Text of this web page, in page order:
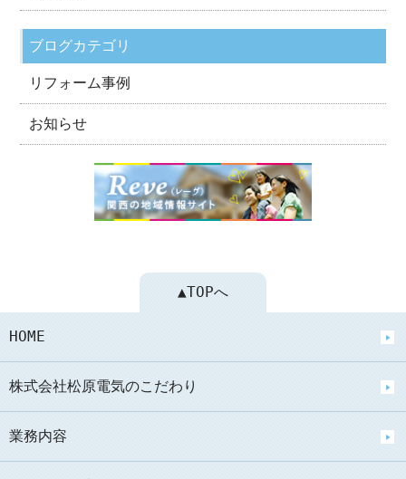
ブログカテゴリ
リフォーム事例
お知らせ
▲TOPへ
HOME
株式会社松原電気のこだわり
業務内容